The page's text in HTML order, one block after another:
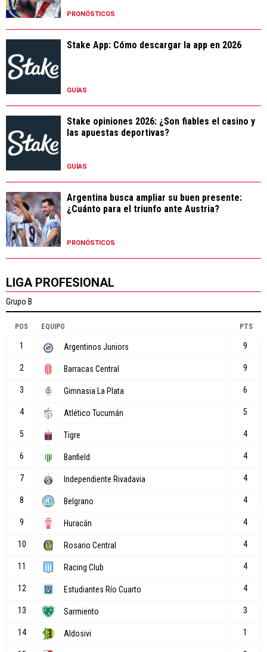
PRONÓSTICOS
Stake App: Cómo descargar la app en 2026
GUÍAS
Stake opiniones 2026: ¿Son fiables el casino y
las apuestas deportivas?
GUÍAS
Argentina busca ampliar su buen presente:
¿Cuánto para el triunfo ante Austria?
PRONÓSTICOS
LIGA PROFESIONAL